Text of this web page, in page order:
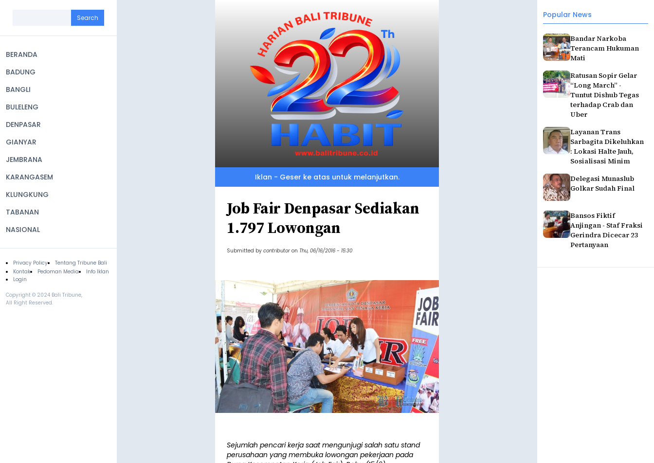
navigation
BERANDA
BADUNG
BANGLI
BULELENG
DENPASAR
GIANYAR
JEMBRANA
KARANGASEM
KLUNGKUNG
TABANAN
NASIONAL
Footer
Privacy Policy
Tentang Tribune Bali
Kontak
Pedoman Media
Info Iklan
Login
Copyright © 2024 Bali Tribune,
All Right Reserved.
Popular News
Bandar Narkoba
Terancam Hukuman
Mati
Ratusan Sopir Gelar
“Long March” -
Tuntut Dishub Tegas
terhadap Crab dan
Uber
Layanan Trans
Sarbagita Dikeluhkan
: Lokasi Halte Jauh,
Sosialisasi Minim
Delegasi Munaslub
Golkar Sudah Final
Bansos Fiktif
Anjingan - Staf Fraksi
Gerindra Dicecar 23
Pertanyaan
Iklan - Geser ke atas untuk melanjutkan.
Job Fair Denpasar Sediakan
1.797 Lowongan
Submitted by contributor on Thu, 06/16/2016 - 15:30
Sejumlah pencari kerja saat mengunjugi salah satu stand
perusahaan yang membuka lowongan pekerjaan pada